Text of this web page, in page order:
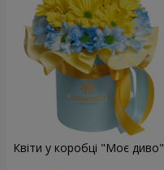
Квіти у коробці "Моє диво"